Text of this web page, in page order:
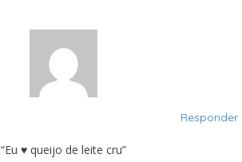
Responder
“Eu ♥ queijo de leite cru”